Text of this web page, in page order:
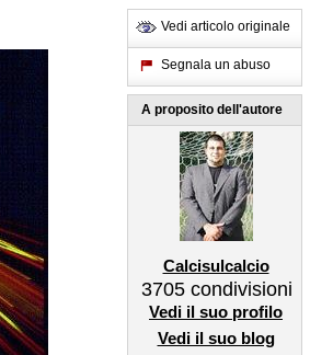
Vedi articolo originale
Segnala un abuso
A proposito dell'autore
Calcisulcalcio
3705 condivisioni
Vedi il suo profilo
Vedi il suo blog